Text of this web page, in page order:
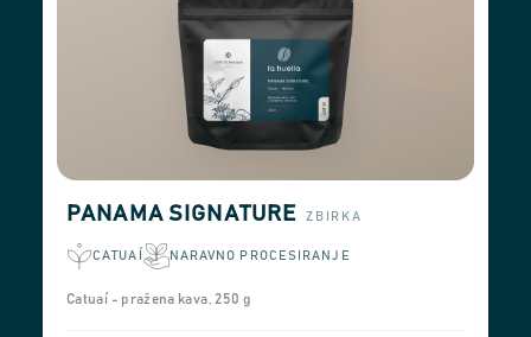
PANAMA SIGNATURE ZBIRKA
CATUAÍ NARAVNO PROCESIRANJE
Catuaí - pražena kava, 250 g